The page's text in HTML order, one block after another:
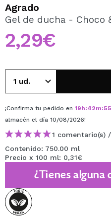
Al crear una cuenta en
tus compras rápidamente,
pedidos y consultar tus
Agrado
Gel de ducha - Choco
2,29€
¡Confirma tu pedido en 19h:42m:54
almacén el día 10/08/2026!
1 comentario(s) /
Contenido: 750.00 ml
Precio x 100 ml: 0,31€
¿Tienes alguna